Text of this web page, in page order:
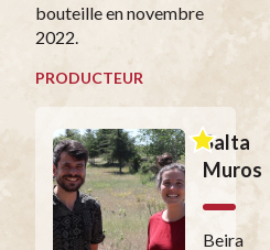
bouteille en novembre
2022.
PRODUCTEUR
Salta
Muros
Beira